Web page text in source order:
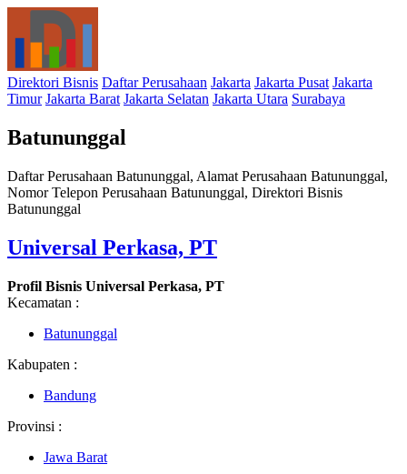
Direktori Bisnis Daftar Perusahaan Jakarta Jakarta Pusat Jakarta
Timur Jakarta Barat Jakarta Selatan Jakarta Utara Surabaya
Batununggal
Daftar Perusahaan Batununggal, Alamat Perusahaan Batununggal,
Nomor Telepon Perusahaan Batununggal, Direktori Bisnis
Batununggal
Universal Perkasa, PT
Profil Bisnis Universal Perkasa, PT
Kecamatan :
Batununggal
Kabupaten :
Bandung
Provinsi :
Jawa Barat